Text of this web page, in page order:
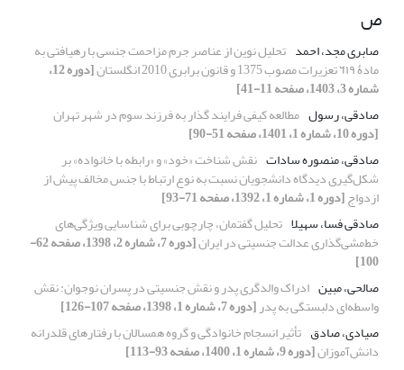
ص
صابری مجد، احمد تحلیل نوین از عناصر جرم مزاحمت جنسی با رهیافتی به
مادۀ ٦١٩ تعزیرات مصوب 1375 و قانون برابری 2010 انگلستان [دوره 12،
شماره 3، 1403، صفحه 11-41]
صادقی، رسول مطالعه کیفی فرایند گذار به فرزند‌ سوم در شهر تهران
[دوره 10، شماره 1، 1401، صفحه 51-90]
صادقی، منصوره سادات نقش شناخت «خود» و «رابطه با خانواده» بر
شکل‌گیری دیدگاه دانشجویان نسبت به نوع ارتباط با جنس مخالف پیش از
ازدواج[دوره 1، شماره 1، 1392، صفحه 71-93]
صادقی فسا، سهیلا تحلیل‌ گفتمان، چارچوبی برای شناسایی ویژگی‌های
خط‌مشی‌گذاری عدالت جنسیتی در ایران [دوره 7، شماره 2، 1398، صفحه 62-
100]
صالحی، مبین ادراک والدگری پدر و نقش جنسیتی در پسران نوجوان: نقش
واسطه‌ای دلبستگی به پدر[دوره 7، شماره 1، 1398، صفحه 107-126]
صیادی، صادق تأثیر انسجام خانوادگی و گروه همسالان با رفتارهای قلدرانه
دانش‌آموزان[دوره 9، شماره 1، 1400، صفحه 93-113]